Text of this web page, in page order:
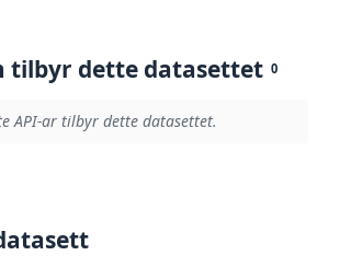
tilbyr dette datasettet 0
API-ar tilbyr dette datasettet.